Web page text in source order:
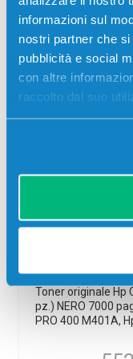
informazioni sul
nostri partner che
pubblicità e social
con altre
raccolto dal suo
-5%
Toner
Toner originale Hp
pz.) NERO 7000
PRO 400 M401A,